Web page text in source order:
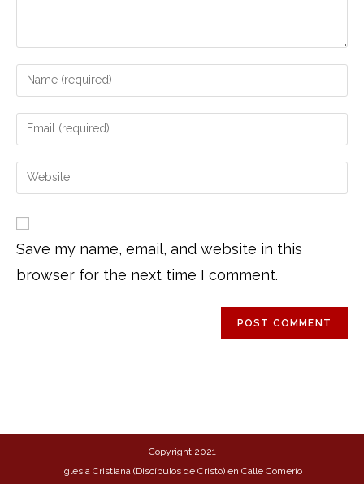
Save my name, email, and website in this
browser for the next time I comment.
Copyright 2021
Iglesia Cristiana (Discípulos de Cristo) en Calle Comerío